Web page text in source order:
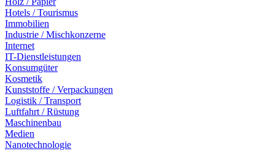
Hotels / Tourismus
Immobilien
Industrie / Mischkonzerne
Internet
IT-Dienstleistungen
Konsumgüter
Kosmetik
Kunststoffe / Verpackungen
Logistik / Transport
Luftfahrt / Rüstung
Maschinenbau
Medien
Nanotechnologie